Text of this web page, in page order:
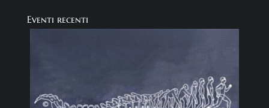
Eventi recenti